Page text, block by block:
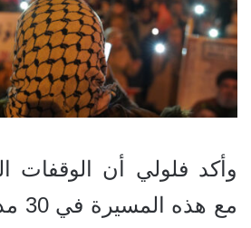
وأكد فلولي أن الوقفات
مع